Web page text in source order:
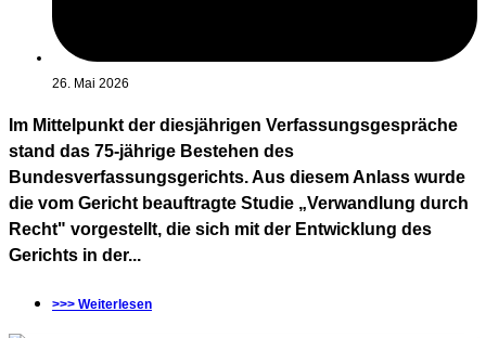
26. Mai 2026
Im Mittelpunkt der diesjährigen Verfassungsgespräche
stand das 75-jährige Bestehen des
Bundesverfassungsgerichts. Aus diesem Anlass wurde
die vom Gericht beauftragte Studie „Verwandlung durch
Recht" vorgestellt, die sich mit der Entwicklung des
Gerichts in der...
>>> Weiterlesen